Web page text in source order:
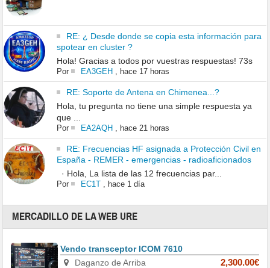
RE: ¿ Desde donde se copia esta información para
spotear en cluster ?
Hola! Gracias a todos por vuestras respuestas! 73s
Por EA3GEH, hace 17 horas
RE: Soporte de Antena en Chimenea...?
Hola, tu pregunta no tiene una simple respuesta ya
que ...
Por EA2AQH, hace 21 horas
RE: Frecuencias HF asignada a Protección Civil en
España - REMER - emergencias - radioaficionados
· Hola, La lista de las 12 frecuencias par...
Por EC1T, hace 1 día
MERCADILLO DE LA WEB URE
Vendo transceptor ICOM 7610
Daganzo de Arriba
2,300.00€